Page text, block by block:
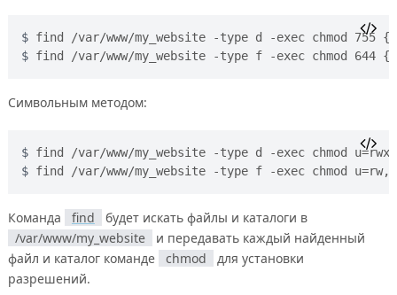
find /var/www/my_website -type d -exec chmod 755
find /var/www/my_website -type f -exec chmod 644
Символьным методом:
find /var/www/my_website -type d -exec chmod
find /var/www/my_website -type f -exec chmod
Команда find
будет искать файлы и каталоги в
/var/www/my_website
и передавать каждый найденный
файл и каталог команде
chmod
для установки
разрешений.